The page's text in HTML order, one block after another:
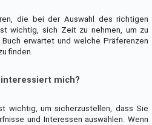
die bei der Auswahl des richtigen
wichtig, sich Zeit zu nehmen, um zu
erwartet und welche Präferenzen
finden.
mich?
wichtig, um sicherzustellen, dass Sie
und Interessen auswählen. Wenn